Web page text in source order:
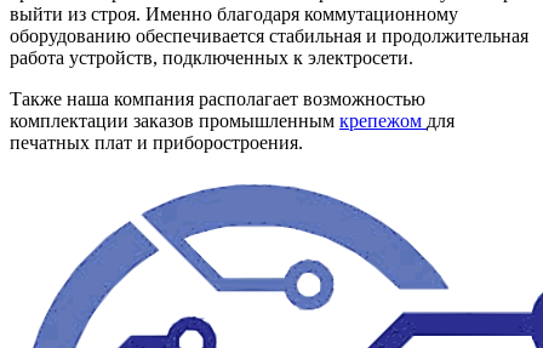
выйти из строя. Именно благодаря коммутационному
оборудованию обеспечивается стабильная и продолжительная
работа устройств, подключенных к электросети.
Также наша компания располагает возможностью
комплектации заказов промышленным крепежом для
печатных плат и приборостроения.